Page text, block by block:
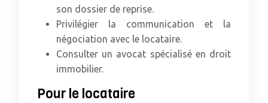
son dossier de reprise.
Privilégier la communication et la
négociation avec le locataire.
Consulter un avocat spécialisé en droit
immobilier.
Pour le locataire